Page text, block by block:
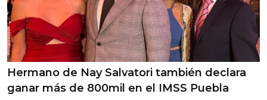
Hermano de Nay Salvatori también declara
ganar más de 800mil en el IMSS Puebla